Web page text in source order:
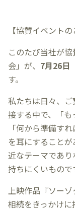
【協賛イベントの
このたび当社が
会」が、 7月26日
す。
私たちは日々、
接する中で、「も
「何から準備す
を耳にすること
近なテーマであ
持ちにくいもので
上映作品『ソー
相続をきっかけ